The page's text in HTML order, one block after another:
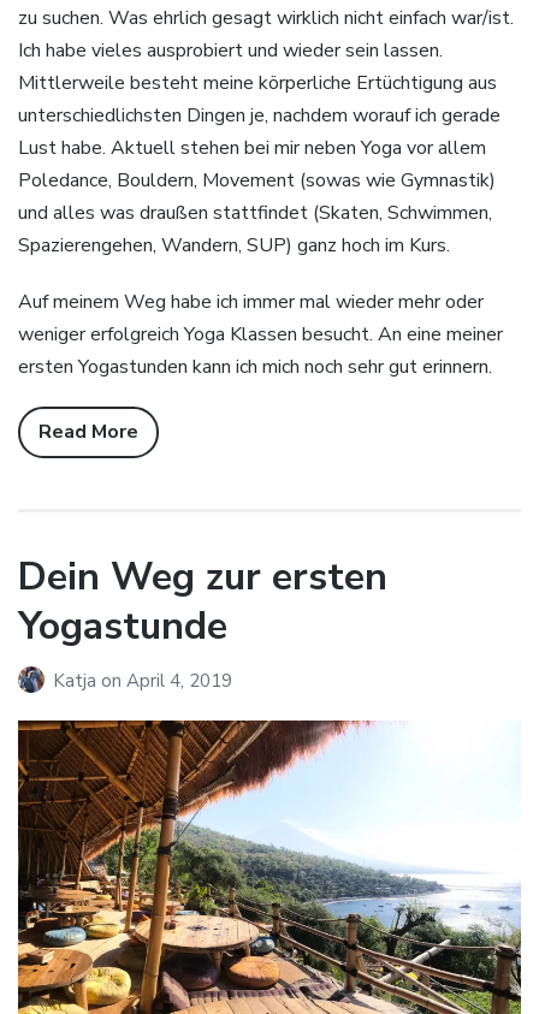
zu suchen. Was ehrlich gesagt wirklich nicht einfach war/ist.
Ich habe vieles ausprobiert und wieder sein lassen.
Mittlerweile besteht meine körperliche Ertüchtigung aus
unterschiedlichsten Dingen je, nachdem worauf ich gerade
Lust habe. Aktuell stehen bei mir neben Yoga vor allem
Poledance, Bouldern, Movement (sowas wie Gymnastik)
und alles was draußen stattfindet (Skaten, Schwimmen,
Spazierengehen, Wandern, SUP) ganz hoch im Kurs.
Auf meinem Weg habe ich immer mal wieder mehr oder
weniger erfolgreich Yoga Klassen besucht. An eine meiner
ersten Yogastunden kann ich mich noch sehr gut erinnern.
Read More
Dein Weg zur ersten
Yogastunde
Katja on April 4, 2019